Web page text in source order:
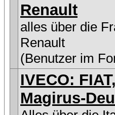
Renault
alles über die
Renault
(Benutzer im
IVECO:
Magirus-